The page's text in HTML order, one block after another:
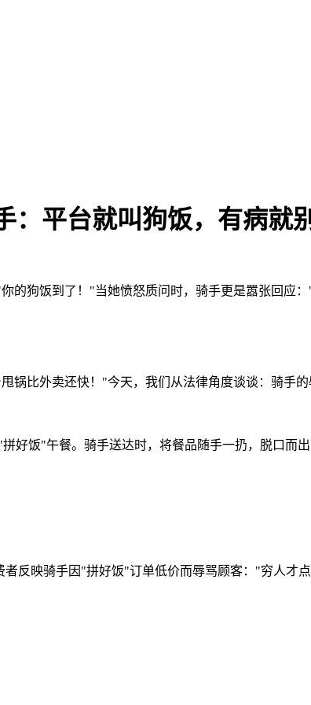
平台就叫狗饭，有病就
的狗饭到了！"当她愤怒质问时，骑手更是嚣张回应
比外卖还快！"今天，我们从法律角度谈谈：骑手
好饭"午餐。骑手送达时，将餐品随手一扔，脱口而
反映骑手因"拼好饭"订单低价而辱骂顾客："穷人才